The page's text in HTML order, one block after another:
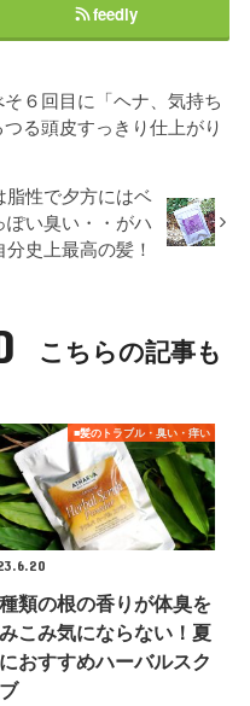
feedly
６回目に「ヘナ、気持ち
る頭皮すっきり仕上がり
性で夕方にはベ
い臭い・・がハ
史上最高の髪！
こちらの記事も
■髪のトラブル・臭い・痒い
類の根の香りが体臭を
こみ気にならない！夏
おすすめハーバルスク